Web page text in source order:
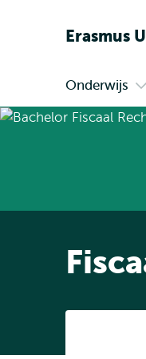
Erasmus
Primair
Onderwijs